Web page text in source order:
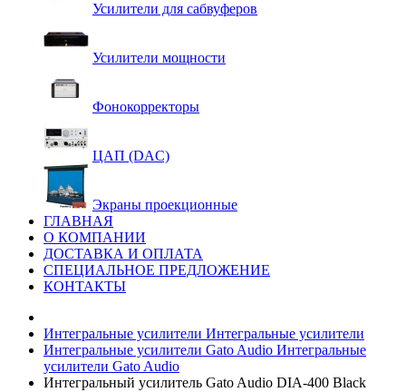
Усилители для сабвуферов
Усилители мощности
Фонокорректоры
ЦАП (DAC)
Экраны проекционные
ГЛАВНАЯ
О КОМПАНИИ
ДОСТАВКА И ОПЛАТА
СПЕЦИАЛЬНОЕ ПРЕДЛОЖЕНИЕ
КОНТАКТЫ
Интегральные усилители Интегральные усилители
Интегральные усилители Gato Audio Интегральные
усилители Gato Audio
Интегральный усилитель Gato Audio DIA-400 Black